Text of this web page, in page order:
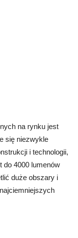
na rynku jest
się niezwykle
i technologii,
do 4000 lumenów
duże obszary i